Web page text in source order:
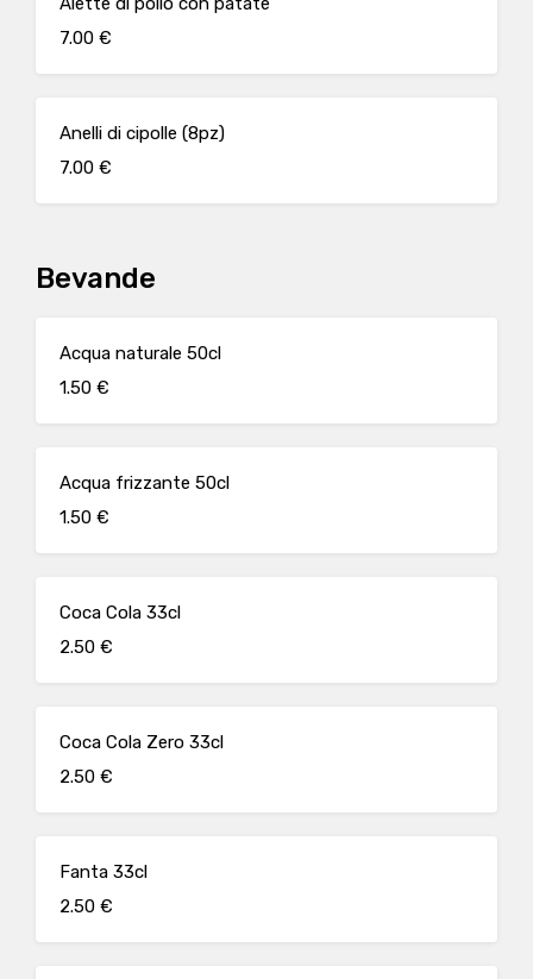
7.00 €
Anelli di cipolle (8pz)
7.00 €
Bevande
Acqua naturale 50cl
1.50 €
Acqua frizzante 50cl
1.50 €
Coca Cola 33cl
2.50 €
Coca Cola Zero 33cl
2.50 €
Fanta 33cl
2.50 €